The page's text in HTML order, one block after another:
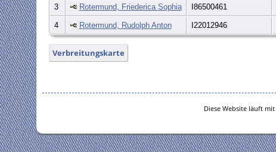
3 Rotermund, Friederica Sophia I86500461
4 Rotermund, Rudolph Anton I22012946
Verbreitungskarte
Diese Website läuft mit